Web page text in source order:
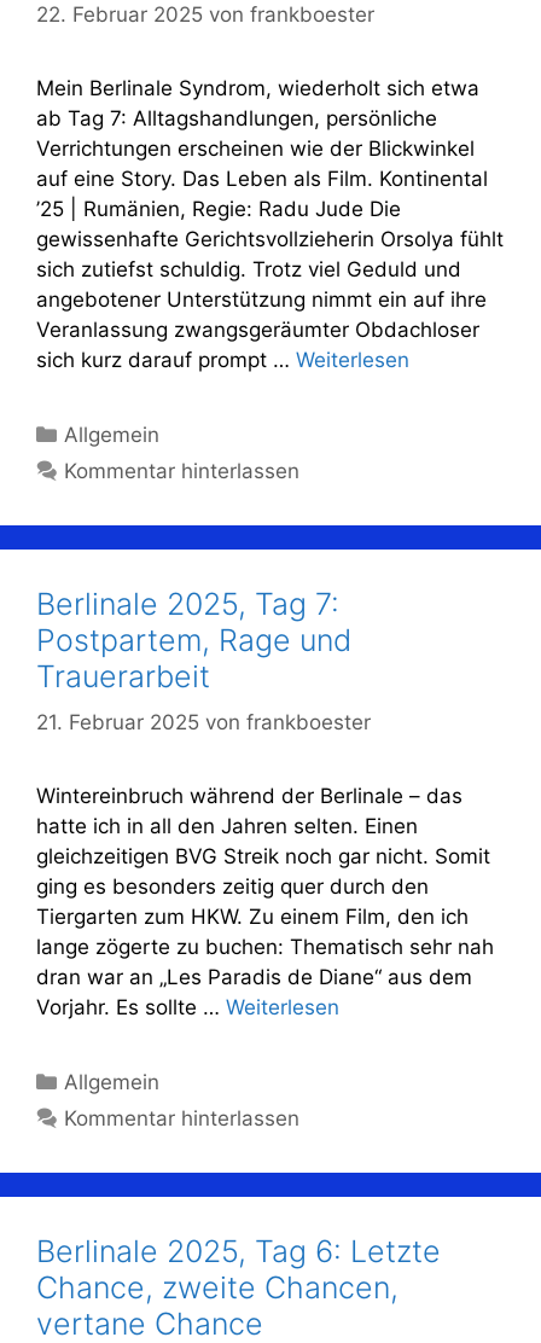
22. Februar 2025 von frankboester
Mein Berlinale Syndrom, wiederholt sich etwa
ab Tag 7: Alltagshandlungen, persönliche
Verrichtungen erscheinen wie der Blickwinkel
auf eine Story. Das Leben als Film. Kontinental
’25 | Rumänien, Regie: Radu Jude Die
gewissenhafte Gerichtsvollzieherin Orsolya fühlt
sich zutiefst schuldig. Trotz viel Geduld und
angebotener Unterstützung nimmt ein auf ihre
Veranlassung zwangsgeräumter Obdachloser
sich kurz darauf prompt … Weiterlesen
Kategorien
Allgemein
Kommentar hinterlassen
Berlinale 2025, Tag 7:
Postpartem, Rage und
Trauerarbeit
21. Februar 2025 von frankboester
Wintereinbruch während der Berlinale – das
hatte ich in all den Jahren selten. Einen
gleichzeitigen BVG Streik noch gar nicht. Somit
ging es besonders zeitig quer durch den
Tiergarten zum HKW. Zu einem Film, den ich
lange zögerte zu buchen: Thematisch sehr nah
dran war an „Les Paradis de Diane“ aus dem
Vorjahr. Es sollte … Weiterlesen
Kategorien
Allgemein
Kommentar hinterlassen
Berlinale 2025, Tag 6: Letzte
Chance, zweite Chancen,
vertane Chance